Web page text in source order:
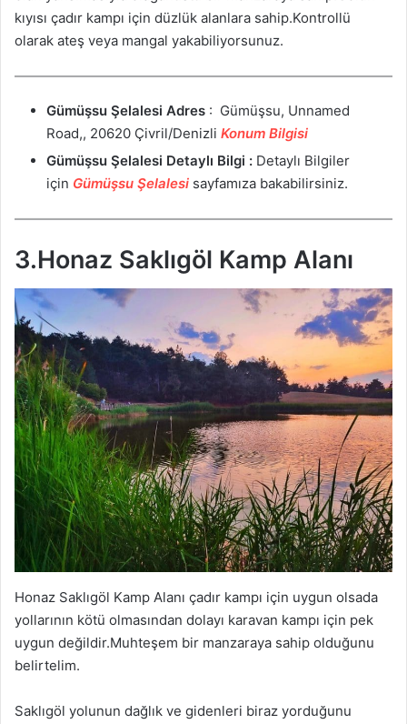
kıyısı çadır kampı için düzlük alanlara sahip.Kontrollü
olarak ateş veya mangal yakabiliyorsunuz.
Gümüşsu Şelalesi Adres : Gümüşsu, Unnamed
Road,, 20620 Çivril/Denizli Konum Bilgisi
Gümüşsu Şelalesi Detaylı Bilgi : Detaylı Bilgiler
için Gümüşsu Şelalesi sayfamıza bakabilirsiniz.
3.Honaz Saklıgöl Kamp Alanı
Honaz Saklıgöl Kamp Alanı çadır kampı için uygun olsada
yollarının kötü olmasından dolayı karavan kampı için pek
uygun değildir.Muhteşem bir manzaraya sahip olduğunu
belirtelim.
Saklıgöl yolunun dağlık ve gidenleri biraz yorduğunu